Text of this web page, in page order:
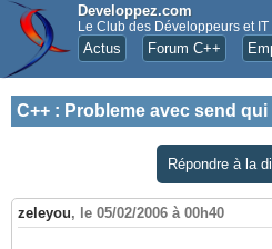
Developpez.com
Le Club des Développeurs et IT
Actus Forum C++
C++ : Probleme avec send
Répondre à la
zeleyou, le 05/02/2006 à 00h40